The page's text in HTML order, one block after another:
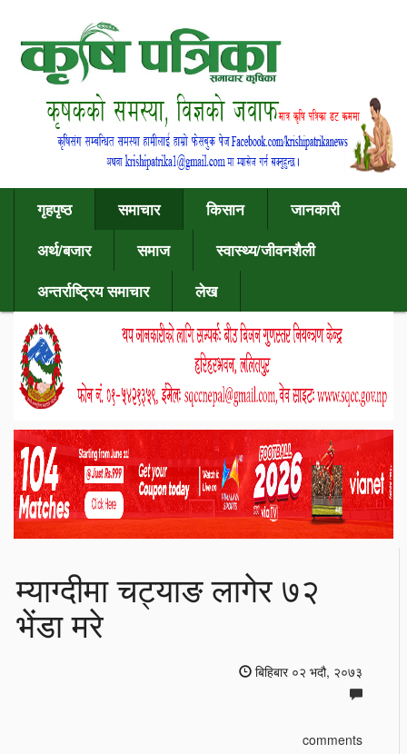
गृहपृष्ठ समाचार किसान
जानकारी
अर्थ/बजार
समाज
स्वास्थ्य/जीवनशैली
अन्तर्राष्ट्रिय समाचार
लेख
म्याग्दीमा चट्याङ लागेर ७२
भेंडा मरे
बिहिबार ०२ भदौ, २०७३
comments